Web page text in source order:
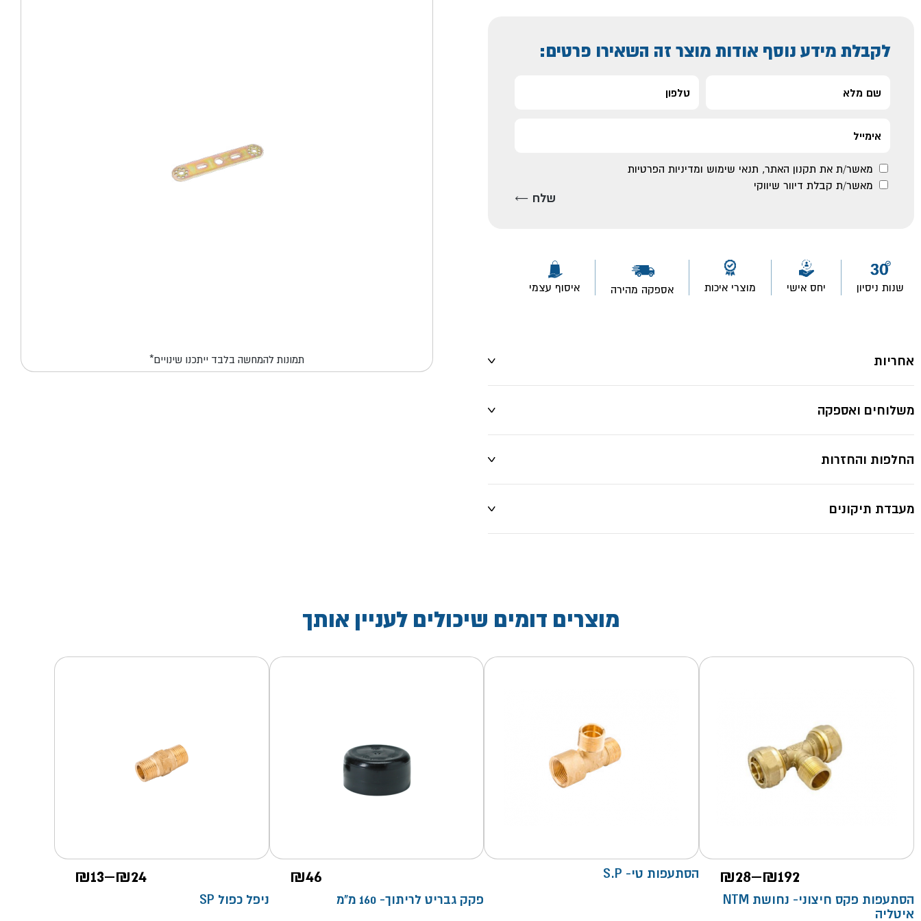
לקבלת מידע נוסף אודות מוצר זה השאירו פרטים:
מאשר/ת את תקנון האתר, תנאי שימוש ומדיניות הפרטיות
מאשר/ת קבלת דיוור שיווקי
שנות ניסיון יחס אישי מוצרי איכות אספקה מהירה איסוף עצמי
אחריות
משלוחים ואספקה
החלפות והחזרות
מעבדת תיקונים
*תמונות להמחשה בלבד ייתכנו שינויים
מוצרים דומים שיכולים לעניין אותך
₪28–₪192
טווח
הסתעפות פקס חיצוני- נחושת NTM
איטליה
הסתעפות טי- S.P ₪46
פקק גבריט לריתוך- 160 מ"מ
₪13–₪24
ניפל כפול SP